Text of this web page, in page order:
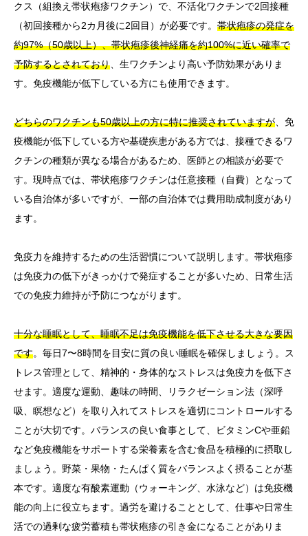
クス（組換え帯状疱疹ワクチン）で、不活化ワクチンで2回接種
（初回接種から2カ月後に2回目）が必要です。 帯状疱疹の発症を
約97%（50歳以上）、帯状疱疹後神経痛を約100%に近い確率で
予防するとされており、生ワクチンより高い予防効果がありま
す。免疫機能が低下している方にも使用できます。
どちらのワクチンも50歳以上の方に特に推奨されていますが、免
疫機能が低下している方や基礎疾患がある方では、接種できるワ
クチンの種類が異なる場合があるため、医師との相談が必要で
す。現時点では、帯状疱疹ワクチンは任意接種（自費）となって
いる自治体が多いですが、一部の自治体では費用助成制度があり
ます。
免疫力を維持するための生活習慣について説明します。帯状疱疹
は免疫力の低下がきっかけで発症することが多いため、日常生活
での免疫力維持が予防につながります。
十分な睡眠として、睡眠不足は免疫機能を低下させる大きな要因
です。毎日7〜8時間を目安に質の良い睡眠を確保しましょう。ス
トレス管理として、精神的・身体的なストレスは免疫力を低下さ
せます。適度な運動、趣味の時間、リラクゼーション法（深呼
吸、瞑想など）を取り入れてストレスを適切にコントロールする
ことが大切です。バランスの良い食事として、ビタミンCや亜鉛
など免疫機能をサポートする栄養素を含む食品を積極的に摂取し
ましょう。野菜・果物・たんぱく質をバランスよく摂ることが基
本です。適度な有酸素運動（ウォーキング、水泳など）は免疫機
能の向上に役立ちます。過労を避けることとして、仕事や日常生
活での過剰な疲労蓄積も帯状疱疹の引き金になることがありま